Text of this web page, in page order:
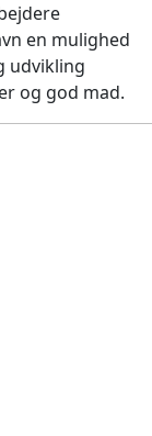
en mulighed
udvikling
og god mad.